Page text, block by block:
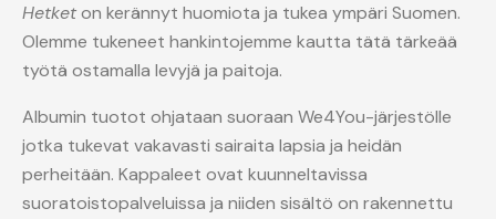
Hetketon kerännyt huomiota ja tukea ympäri Suomen.
Olemme tukeneet hankintojemme kautta tätä tärkeää
työtä ostamalla levyjä ja paitoja.
Albumin tuotot ohjataan suoraan We4You-järjestölle
jotka tukevat vakavasti sairaita lapsia ja heidän
perheitään. Kappaleet ovat kuunneltavissa
suoratoistopalveluissa ja niiden sisältö on rakennettu